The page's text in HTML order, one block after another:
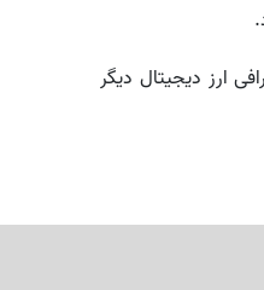
ارز دیجیتال دیگر